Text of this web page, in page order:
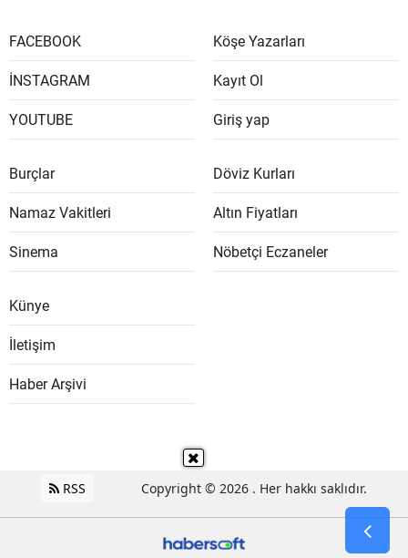
FACEBOOK
İNSTAGRAM
YOUTUBE
Köşe Yazarları
Kayıt Ol
Giriş yap
Burçlar
Namaz Vakitleri
Sinema
Döviz Kurları
Altın Fiyatları
Nöbetçi Eczaneler
Künye
İletişim
Haber Arşivi
RSS Copyright © 2026 . Her hakkı saklıdır.